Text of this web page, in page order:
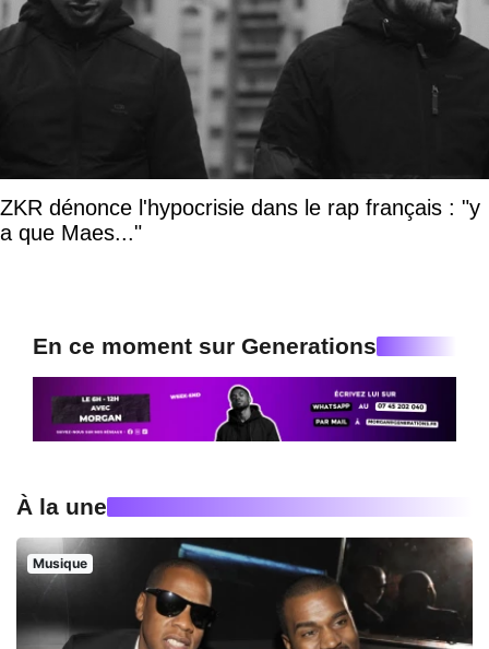
ZKR dénonce l'hypocrisie dans le rap français : "y
a que Maes..."
En ce moment sur Generations
À la une
Musique